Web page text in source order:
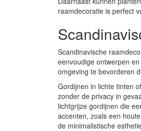
raamdecoratie is perfect
Scandinavische
eenvoudige ontwerpen
omgeving te bevorderen
Gordijnen in lichte tinten
zonder de privacy in
lichtgrijze gordijnen die
accenten, zoals een
de minimalistische